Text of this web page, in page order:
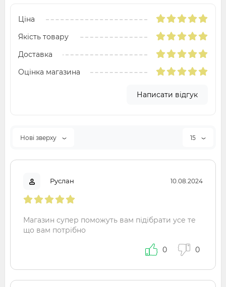
Ціна
Якість товару
Доставка
Оцінка магазина
Написати відгук
Нові зверху 15
Руслан 10.08.2024
Магазин супер поможуть вам підібрати усе те
що вам потрібно
0 0